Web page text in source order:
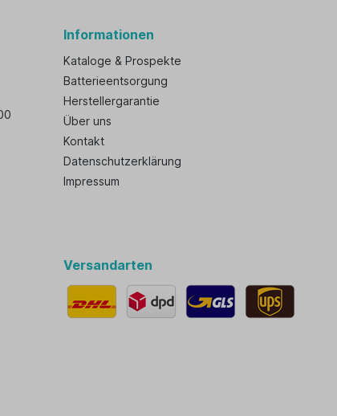
Informationen
Kataloge & Prospekte
Batterieentsorgung
Herstellergarantie
Über uns
Kontakt
Datenschutzerklärung
Impressum
Versandarten